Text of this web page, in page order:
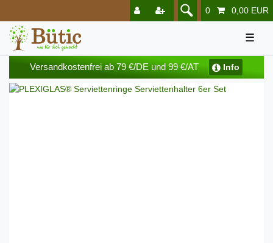
0 0,00 EUR
☰
Versandkostenfrei ab 79 €/DE und 99 €/AT Info